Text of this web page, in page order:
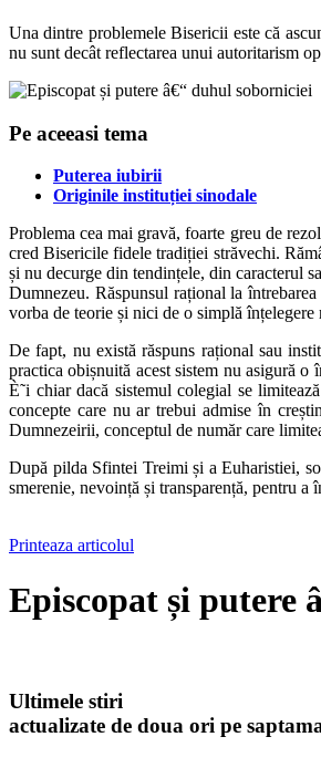
Una dintre problemele Bisericii este că
nu sunt decât reflectarea unui autoritarism
Pe aceeasi tema
Puterea iubirii
Originile instituției sinodale
Problema cea mai gravă, foarte greu de
cred Bisericile fidele tradiției străvechi.
și nu decurge din tendințele, din caracterul
Dumnezeu. Răspunsul rațional la
vorba de teorie și nici de o simplă
De fapt, nu există răspuns rațional sau
practica obișnuită acest sistem nu asigură
È˜i chiar dacă sistemul colegial se
concepte care nu ar trebui admise în
Dumnezeirii, conceptul de număr care
După pilda Sfintei Treimi și a Euharistiei,
smerenie, nevoință și transparență, pentru
Printeaza articolul
Episcopat și putere
Ultimele stiri
actualizate de doua ori pe